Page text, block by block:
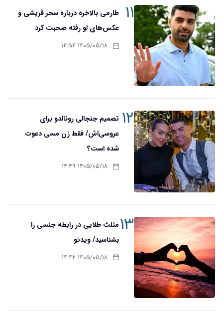
۱۱
طارمی بالاخره درباره سحر قریشی و
عکس‌های لو رفته صحبت کرد
۱۴۰۵/۰۵/۱۸ ۱۴:۵۴
۱۲ تصمیم جنجالی رونالدو برای
عروسی‌اش/ فقط زن مسی دعوت
شده است؟
۱۴۰۵/۰۵/۱۸ ۱۴:۴۹
۱۳مثلث طلایی در رابطه جنسی را
بشناسید/ ویدئو
۱۴۰۵/۰۵/۱۸ ۱۴:۴۲